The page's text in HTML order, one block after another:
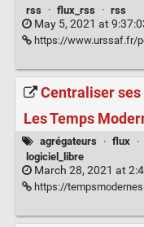
rss
· flux_rss · rss
May 5, 2021 at
https://www.urssaf.fr/portail/home/
Centraliser ses
Les Temps
agrégateurs · flux ·
logiciel_libre
March 28, 2021 at
https://tempsmodernes.org/